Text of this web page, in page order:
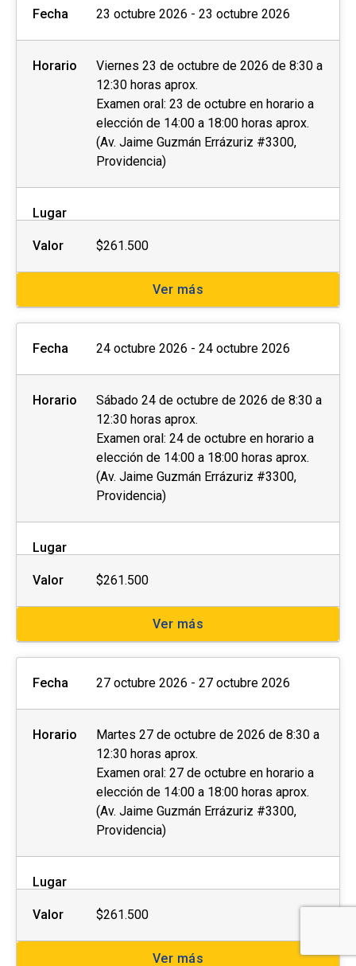
Fecha 23 octubre 2026 - 23 octubre 2026
Horario
Viernes 23 de octubre de 2026 de 8:30 a
12:30 horas aprox.
Examen oral: 23 de octubre en horario a
elección de 14:00 a 18:00 horas aprox.
(Av. Jaime Guzmán Errázuriz #3300,
Providencia)
Lugar
Valor $261.500
Ver más
Fecha 24 octubre 2026 - 24 octubre 2026
Horario
Sábado 24 de octubre de 2026 de 8:30 a
12:30 horas aprox.
Examen oral: 24 de octubre en horario a
elección de 14:00 a 18:00 horas aprox.
(Av. Jaime Guzmán Errázuriz #3300,
Providencia)
Lugar
Valor $261.500
Ver más
Fecha 27 octubre 2026 - 27 octubre 2026
Horario
Martes 27 de octubre de 2026 de 8:30 a
12:30 horas aprox.
Examen oral: 27 de octubre en horario a
elección de 14:00 a 18:00 horas aprox.
(Av. Jaime Guzmán Errázuriz #3300,
Providencia)
Lugar
Valor $261.500
Ver más